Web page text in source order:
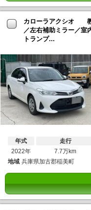
カローラアクシオ 教
／左右補助ミラー／室
トランプ...
年式
2022年
走行
7.7万km
地域 兵庫県加古郡稲美町